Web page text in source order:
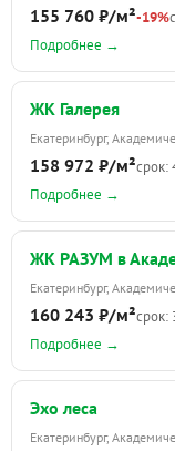
155 760 ₽/м²-19%
Подробнее →
ЖК Галерея
Екатеринбург,
158 972 ₽/м²срок:
Подробнее →
ЖК РАЗУМ в
Екатеринбург,
160 243 ₽/м²срок:
Подробнее →
Эхо леса
Екатеринбург,